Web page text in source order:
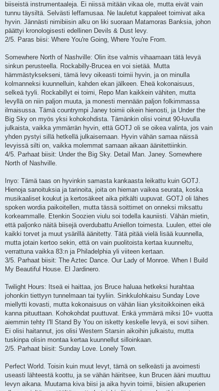
biiseistä instrumentaaleja. Ei niissä mitään vikaa ole, mutta eivät vain
tunnu täysiltä. Selvästi leffamusaa. Ne lauletut kappaleet toimivat aika
hyvin. Jännästi nimibiisin alku on liki suoraan Matamoras Banksia, johon
päättyi kronologisesti edellinen Devils & Dust levy.
2/5. Paras biisi: Where You're Going, Where You're From.
Somewhere North of Nashville: Olin itse valmis vihaamaan tätä levyä
sinkun perusteella. Rockabilly-Brucea en voi sietää. Mutta
hämmästyksekseni, tämä levy oikeasti toimii hyvin, ja on minulla
kolmanneksi kuunnelluin, kahden ekan jälkeen. Eheä kokonaisuus,
selkeä tyyli. Rockabillyt ei toimi, Repo Man kaikkein vähiten, mutta
levyllä on niin paljon muuta, ja monesti mennään paljon folkimmassa
ilmaisussa. Tämä countrympi Janey toimii oikein hienosti, ja Under the
Big Sky on myös yksi kohokohdista. Tämänkin olisi voinut 90-luvulla
julkaista, vaikka ymmärrän hyvin, että GOTJ oli se oikea valinta, jos vain
yhden pystyi sillä hetkellä julkaisemaan. Hyvin vähän samaa näissä
levyissä silti on, vaikka molemmat samaan aikaan äänitettiinkin.
4/5. Parhaat biisit: Under the Big Sky. Detail Man. Janey. Somewhere
North of Nashville.
Inyo: Tämä taas on hyvinkin samasta kankaasta leikattu kuin GOTJ.
Hienoja sanoituksia ja tarinoita, joita on hieman vaikea seurata, koska
musikaaliset koukut ja kertosäkeet aika pitkälti uupuvat. GOTJ oli lähes
spoken wordia paikoitellen, mutta tässä soittimet on onneksi miksattu
korkeammalle. Etenkin Soozien viulu soi todella kauniisti. Vähän mietin,
että paljonko näitä biisejä overdubattu Aniellon toimesta. Luulen, ettei ole
kaikki torvet ja muut ysärillä äänitetty. Tätä pitää vielä lisää kuunnella,
mutta jotain kertoo sekin, että on vain puolitoista kertaa kuunneltu,
verrattuna vaikka 83:n ja Philadelphia yli viiteen kertaan.
3/5. Parhaat biisit: The Aztec Dance. Our Lady of Monroe. When I Build
My Beautiful House. El Jardinero.
Twilight Hours: Itseä ei haittaa, jos Bruce haluaa hetkeksi hurahtaa
johonkin tiettyyn tunnelmaan tai tyyliin. Sinkkulohkaisu Sunday Love
miellytti kovasti, mutta kokonaisuus on vähän liian yksitoikkoinen eikä
kanna pituuttaan. Kohokohdat puuttuvat. Enkä ymmärrä miksi 10+ vuotta
aiemmin tehty I'll Stand By You on isketty keskelle levyä, ei sovi siihen.
Ei olisi haitannut, jos olisi Western Starsin aikoihin julkaistu, mutta
tuskinpa olisin montaa kertaa kuunnellut silloinkaan.
2/5. Parhaat biisit: Sunday Love. Lonely Town.
Perfect World. Toisin kuin muut levyt, tämä on selkeästi ja avoimesti
useasti lähteestä koottu, ja se vähän häiritsee, kun Brucen ääni muuttuu
levyn aikana. Muutama kiva biisi ja aika hyvin toimii, biisien alkuperien